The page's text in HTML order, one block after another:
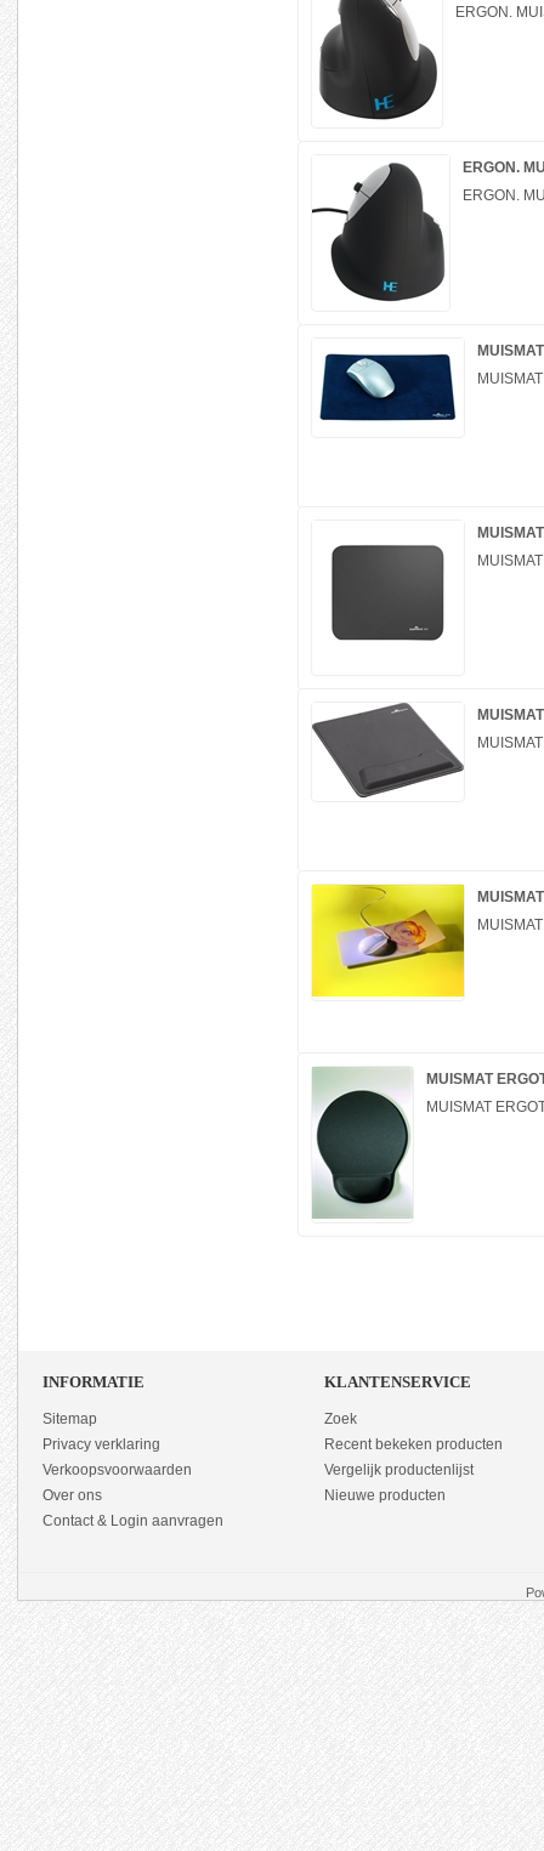
ERGON.
ERGON.
ERGON.
MUISMAT
MUISMAT
INFORMATIE
Sitemap
Privacy verklaring
Verkoopsvoorwaarden
Over ons
Contact & Login aanvragen
KLANTENSERVICE
Zoek
Recent bekeken producten
Vergelijk productenlijst
Nieuwe producten